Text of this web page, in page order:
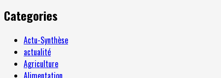
Categories
Actu-Synthèse
actualité
Agriculture
Alimentation